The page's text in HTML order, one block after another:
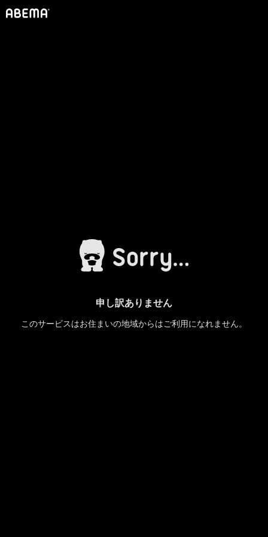
申し訳ありません
このサービスはお住まいの地域からはご利用になれません。